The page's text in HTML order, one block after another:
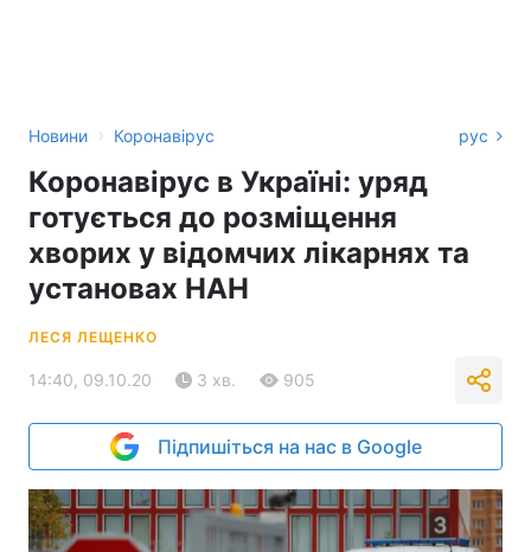
Новини › Коронавірус рус
Коронавірус в Україні: уряд
готується до розміщення
хворих у відомчих лікарнях та
установах НАН
ЛЕСЯ ЛЕЩЕНКО
14:40, 09.10.20 3 хв. 905
Підпишіться на нас в Google